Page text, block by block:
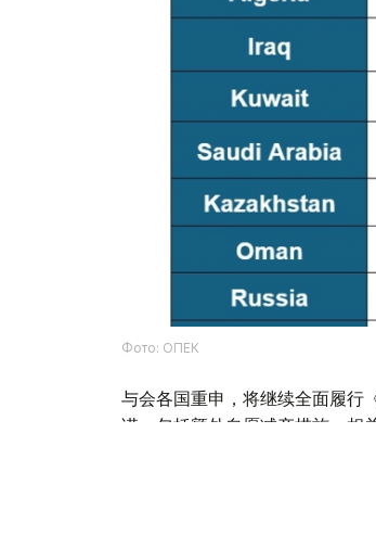
Фото: ОПЕК
与会各国重申，将继续全面履
诺，包括额外自愿减产措施。相